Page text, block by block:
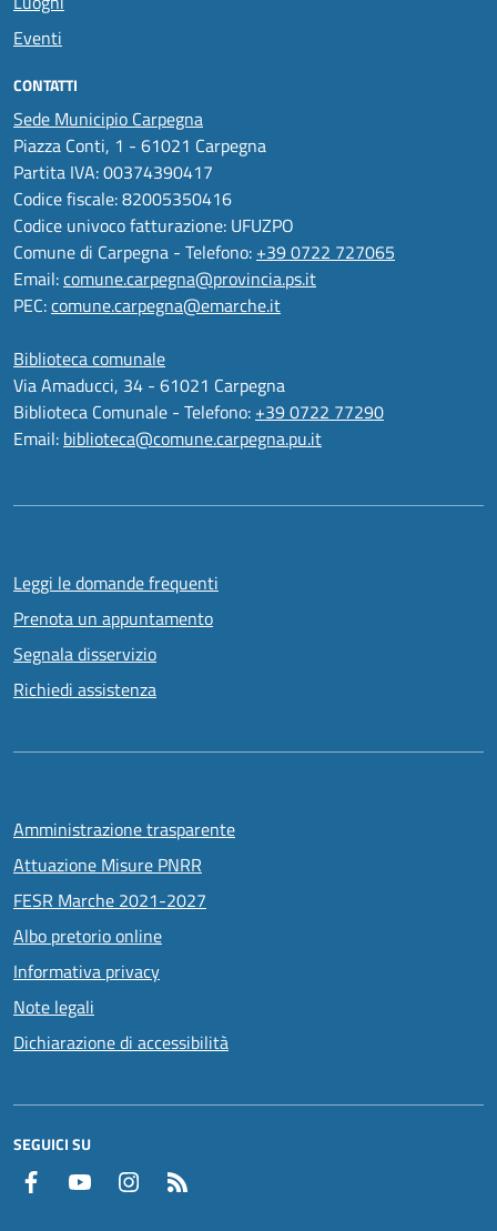
Eventi
CONTATTI
Sede Municipio Carpegna
Piazza Conti, 1 - 61021 Carpegna
Partita IVA: 00374390417
Codice fiscale: 82005350416
Codice univoco fatturazione: UFUZPO
Comune di Carpegna - Telefono: +39 0722 727065
Email:comune.carpegna@provincia.ps.it
PEC:comune.carpegna@emarche.it
Biblioteca comunale
Via Amaducci, 34 - 61021 Carpegna
Biblioteca Comunale - Telefono: +39 0722 77290
Email: biblioteca@comune.carpegna.pu.it
Leggi le domande frequenti
Prenota un appuntamento
Segnala disservizio
Richiedi assistenza
Amministrazione trasparente
Attuazione Misure PNRR
FESR Marche 2021-2027
Albo pretorio online
Informativa privacy
Note legali
Dichiarazione di accessibilità
SEGUICI SU
Facebook YouTube Instagram